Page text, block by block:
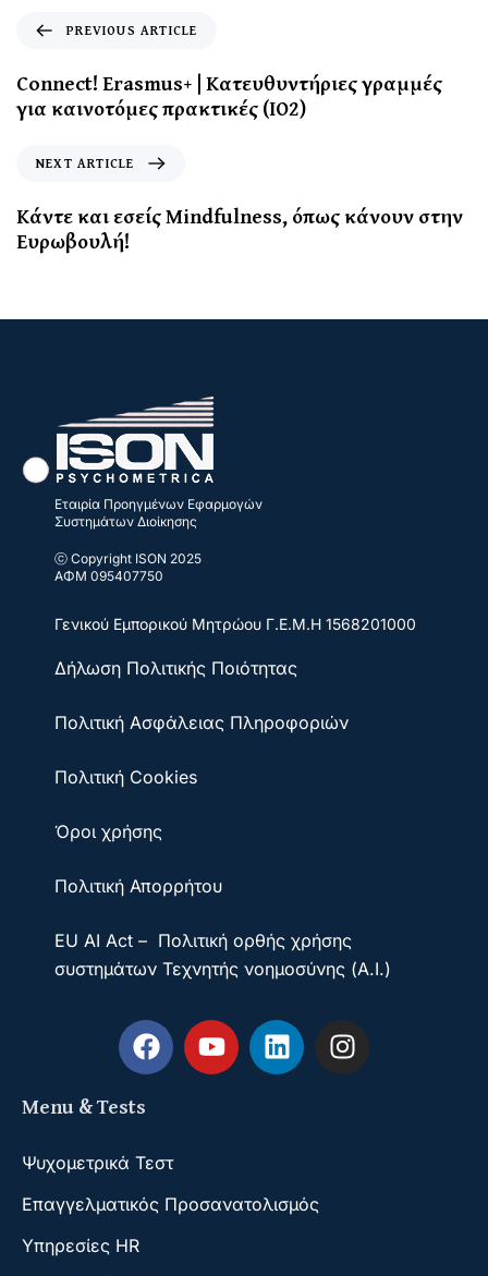
PREVIOUS ARTICLE
Connect! Erasmus+ | Κατευθυντήριες γραμμές
για καινοτόμες πρακτικές (IO2)
NEXT ARTICLE
Κάντε και εσείς Mindfulness, όπως κάνουν στην
Ευρωβουλή!
Εταιρία Προηγμένων Εφαρμογών
Συστημάτων Διοίκησης
ⓒ Copyright ISON 2025
ΑΦΜ 095407750
Γενικού Εμπορικού Μητρώου Γ.Ε.Μ.Η 1568201000
Δήλωση Πολιτικής Ποιότητας
Πολιτική Ασφάλειας Πληροφοριών
Πολιτική Cookies
Όροι χρήσης
Πολιτική Απορρήτου
EU AI Act – Πολιτική ορθής χρήσης
συστημάτων Τεχνητής νοημοσύνης (A.I.)
Menu & Tests
Ψυχομετρικά Τεστ
Επαγγελματικός Προσανατολισμός
Υπηρεσίες HR